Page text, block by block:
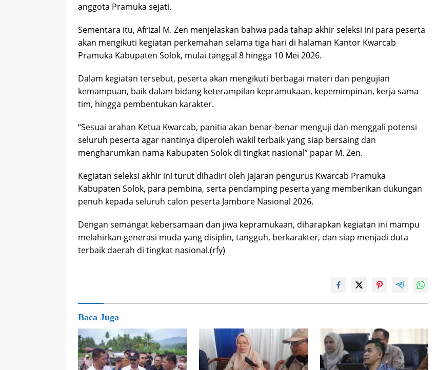
anggota Pramuka sejati.
Sementara itu, Afrizal M. Zen menjelaskan bahwa pada tahap akhir seleksi ini para peserta
akan mengikuti kegiatan perkemahan selama tiga hari di halaman Kantor Kwarcab
Pramuka Kabupaten Solok, mulai tanggal 8 hingga 10 Mei 2026.
Dalam kegiatan tersebut, peserta akan mengikuti berbagai materi dan pengujian
kemampuan, baik dalam bidang keterampilan kepramukaan, kepemimpinan, kerja sama
tim, hingga pembentukan karakter.
“Sesuai arahan Ketua Kwarcab, panitia akan benar-benar menguji dan menggali potensi
seluruh peserta agar nantinya diperoleh wakil terbaik yang siap bersaing dan
mengharumkan nama Kabupaten Solok di tingkat nasional” papar M. Zen.
Kegiatan seleksi akhir ini turut dihadiri oleh jajaran pengurus Kwarcab Pramuka
Kabupaten Solok, para pembina, serta pendamping peserta yang memberikan dukungan
penuh kepada seluruh calon peserta Jambore Nasional 2026.
Dengan semangat kebersamaan dan jiwa kepramukaan, diharapkan kegiatan ini mampu
melahirkan generasi muda yang disiplin, tangguh, berkarakter, dan siap menjadi duta
terbaik daerah di tingkat nasional.(rfy)
Baca Juga